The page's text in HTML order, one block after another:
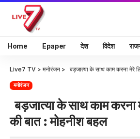
Home Epaper देश विदेश
Live7 TV > मनोरंजन > बड़जात्या के साथ काम करना मेरे
मनोरंजन
बड़जात्या के साथ काम करना
की बात : मोहनीश बहल